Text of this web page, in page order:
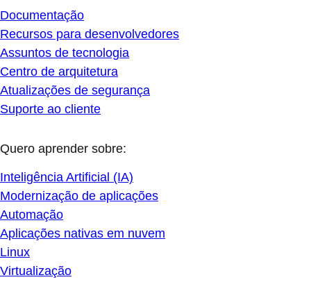
Documentação
Recursos para desenvolvedores
Assuntos de tecnologia
Centro de arquitetura
Atualizações de segurança
Suporte ao cliente
Quero aprender sobre:
Inteligência Artificial (IA)
Modernização de aplicações
Automação
Aplicações nativas em nuvem
Linux
Virtualização